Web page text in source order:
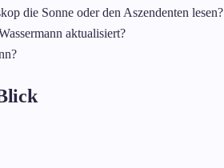
die Sonne oder den Aszendenten lesen?
aktualisiert?